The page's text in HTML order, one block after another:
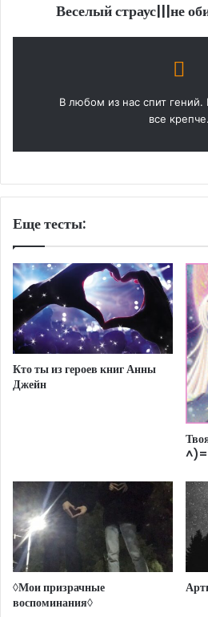
Веселый страус|||не
В любом из нас спит
все крепче.
Еще тесты:
Кто ты из героев книг Анны
Джейн
^)=
◊Мои призрачные
воспоминания◊